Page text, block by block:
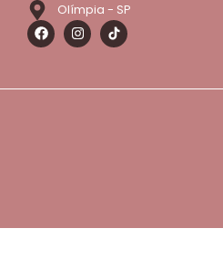
Olímpia - SP